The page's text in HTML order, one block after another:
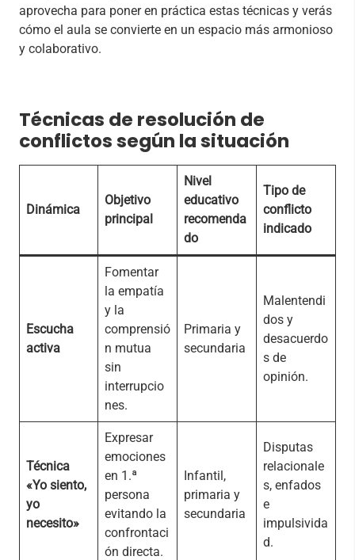
aprovecha para poner en práctica estas técnicas y verás
cómo el aula se convierte en un espacio más armonioso
y colaborativo.
Técnicas de resolución de
conflictos según la situación
Dinámica
Objetivo
principal
Nivel
educativo
recomenda
do
Tipo de
conflicto
indicado
Escucha
activa
Fomentar
la empatía
y la
comprensió
n mutua
sin
interrupcio
nes.
Primaria y
secundaria
Malentendi
dos y
desacuerdo
s de
opinión.
Técnica
«Yo siento,
yo
necesito»
Expresar
emociones
en 1.ª
persona
evitando la
confrontaci
ón directa.
Infantil,
primaria y
secundaria
Disputas
relacionale
s, enfados
e
impulsivida
d.